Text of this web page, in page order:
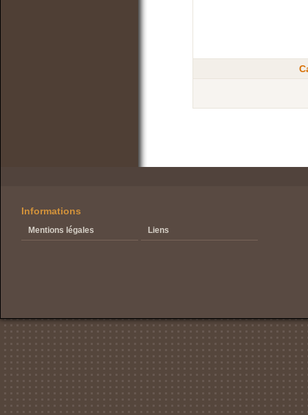
Informations
Mentions légales Liens